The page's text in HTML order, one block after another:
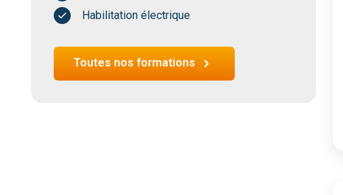
Habilitation électrique
Toutes nos formations